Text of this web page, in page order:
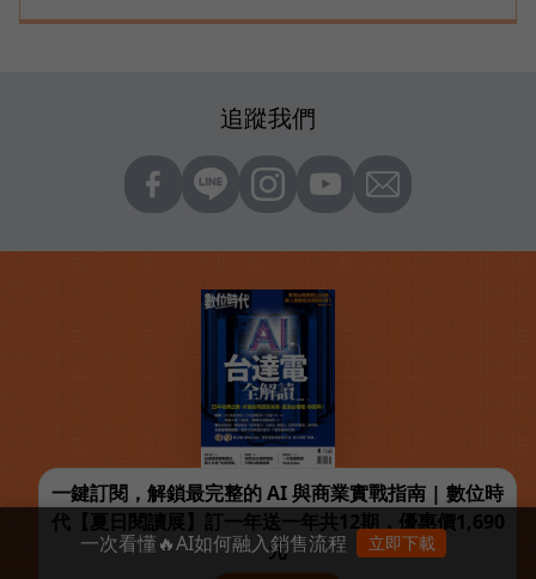
追蹤我們
一鍵訂閱，解鎖最完整的 AI 與商業實戰指南 | 數位時
代【夏日閱讀展】訂一年送一年共12期，優惠價1,690
元
一次看懂🔥AI如何融入銷售流程 立即下載